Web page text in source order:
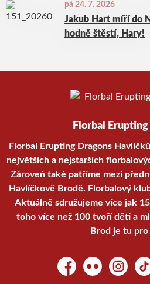
pá 24. 7. 2026
Jakub Hart míří do
hodně štěstí, Hary!
Florbal
Florbal Erupting Dragons
největších a nejstarších
Zároveň také patříme mezi
Havlíčkově Brodě. Florbalový
Aktuálně sdružujeme více jak
toho více než 100 tvoří děti a
Brod je tu
FacebookFlickr Instagram